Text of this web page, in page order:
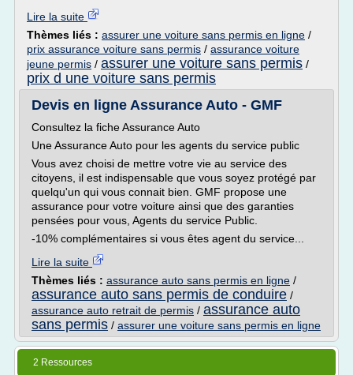
Lire la suite
Thèmes liés : assurer une voiture sans permis en ligne /
prix assurance voiture sans permis / assurance voiture
jeune permis / assurer une voiture sans permis /
prix d une voiture sans permis
Devis en ligne Assurance Auto - GMF
Consultez la fiche Assurance Auto
Une Assurance Auto pour les agents du service public
Vous avez choisi de mettre votre vie au service des
citoyens, il est indispensable que vous soyez protégé par
quelqu'un qui vous connait bien. GMF propose une
assurance pour votre voiture ainsi que des garanties
pensées pour vous, Agents du service Public.
-10% complémentaires si vous êtes agent du service...
Lire la suite
Thèmes liés : assurance auto sans permis en ligne /
assurance auto sans permis de conduire /
assurance auto retrait de permis / assurance auto
sans permis / assurer une voiture sans permis en ligne
2 Ressources